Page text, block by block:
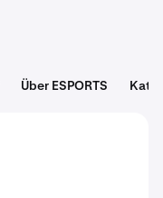
Über ESPORTS